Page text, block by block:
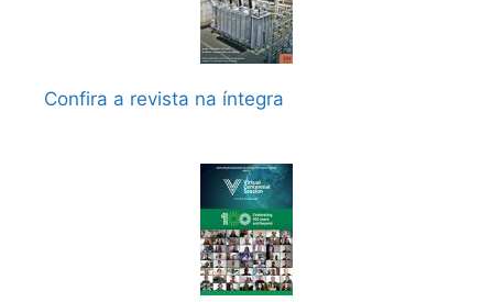
Confira a revista na íntegra